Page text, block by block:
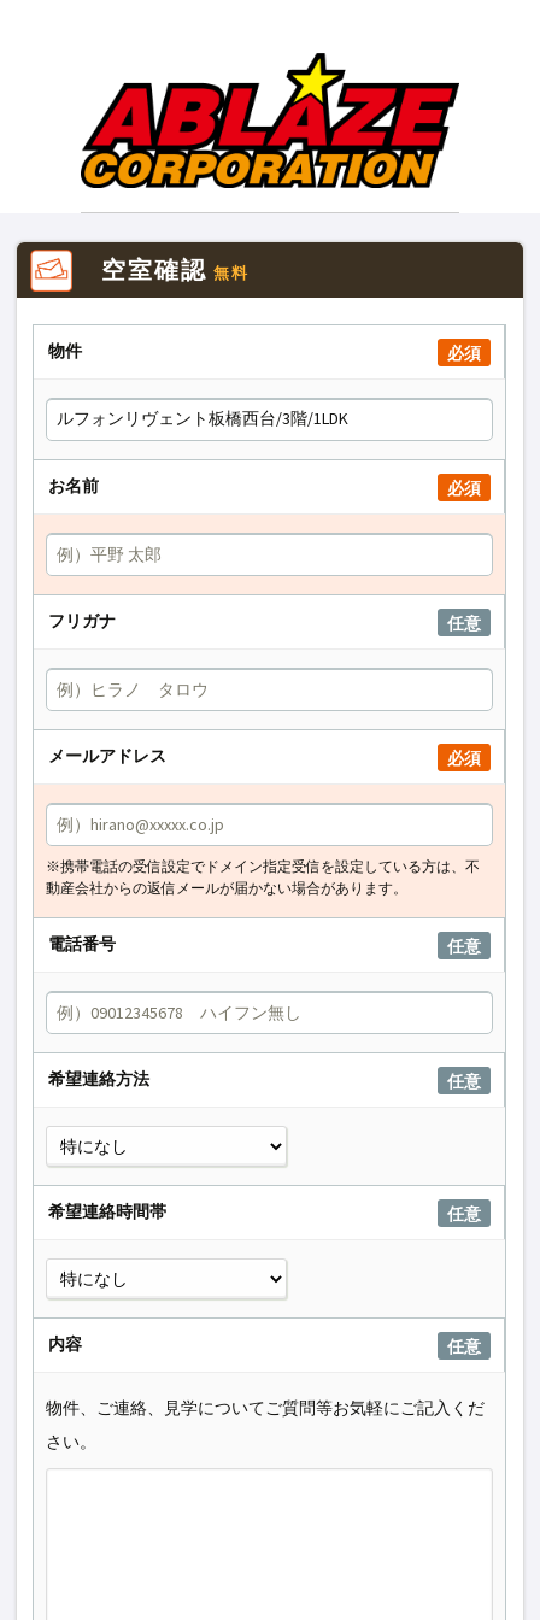
空室確認 無料
物件 必須
お名前 必須
フリガナ 任意
メールアドレス 必須
※携帯電話の受信設定でドメイン指定受信を設定している方は、不
動産会社からの返信メールが届かない場合があります。
電話番号 任意
希望連絡方法 任意
希望連絡時間帯 任意
内容 任意
物件、ご連絡、見学についてご質問等お気軽にご記入くだ
さい。